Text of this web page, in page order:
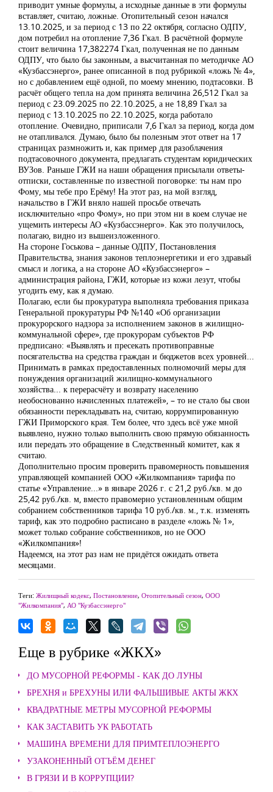
приводит умные формулы, а исходные данные в эти формулы
вставляет, считаю, ложные. Отопительный сезон начался
13.10.2025, и за период с 13 по 22 октября, согласно ОДПУ,
дом потребил на отопление 7,36 Гкал. В расчётной формуле
стоит величина 17,382274 Гкал, полученная не по данным
ОДПУ, что было бы законным, а высчитанная по методичке АО
«Кузбассэнерго», ранее описанной в под рубрикой «ложь № 4»,
но с добавлением ещё одной, по моему мнению, подтасовки. В
расчёт общего тепла на дом принята величина 26,512 Гкал за
период с 23.09.2025 по 22.10.2025, а не 18,89 Гкал за
период с 13.10.2025 по 22.10.2025, когда работало
отопление. Очевидно, приписали 7,6 Гкал за период, когда дом
не отапливался. Думаю, было бы полезным этот ответ на 17
страницах размножить и, как пример для разоблачения
подтасовочного документа, предлагать студентам юридических
ВУЗов. Раньше ГЖИ на наши обращения присылали ответы-
отписки, составленные по известной поговорке: ты нам про
Фому, мы тебе про Ерёму! На этот раз, на мой взгляд,
начальство в ГЖИ вняло нашей просьбе отвечать
исключительно «про Фому», но при этом ни в коем случае не
ущемить интересы АО «Кузбассэнерго». Как это получилось,
полагаю, видно из вышеизложенного.
На стороне Госькова – данные ОДПУ, Постановления
Правительства, знания законов теплоэнергетики и его здравый
смысл и логика, а на стороне АО «Кузбассэнерго» –
администрация района, ГЖИ, которые из кожи лезут, чтобы
угодить ему, как я думаю.
Полагаю, если бы прокуратура выполняла требования приказа
Генеральной прокуратуры РФ №140 «Об организации
прокурорского надзора за исполнением законов в жилищно-
коммунальной сфере», где прокурорам субъектов РФ
предписано: «Выявлять и пресекать противоправные
посягательства на средства граждан и бюджетов всех уровней...
Принимать в рамках предоставленных полномочий меры для
понуждения организаций жилищно-коммунального
хозяйства... к перерасчёту и возврату населению
необоснованно начисленных платежей», – то не стало бы свои
обязанности перекладывать на, считаю, коррумпированную
ГЖИ Приморского края. Тем более, что здесь всё уже мной
выявлено, нужно только выполнить свою прямую обязанность
или передать это обращение в Следственный комитет, как я
считаю.
Дополнительно просим проверить правомерность повышения
управляющей компанией ООО «Жилкомпания» тарифа по
статье «Управление...» в январе 2026 г. с 21,2 руб./кв. м до
25,42 руб./кв. м, вместо правомерно установленным общим
собранием собственников тарифа 10 руб./кв. м., т.к. изменять
тариф, как это подробно расписано в разделе «ложь № 1»,
может только собрание собственников, но не ООО
«Жилкомпания»!
Надеемся, на этот раз нам не придётся ожидать ответа
месяцами.
Теги: Жилищный кодекс, Постановление, Отопительный сезон, ООО
"Жилкомпания", АО "Кузбассэнерго"
Еще в рубрике «ЖКХ»
ДО МУСОРНОЙ РЕФОРМЫ - КАК ДО ЛУНЫ
БРЕХНЯ и БРЕХУНЫ ИЛИ ФАЛЬШИВЫЕ АКТЫ ЖКХ
КВАДРАТНЫЕ МЕТРЫ МУСОРНОЙ РЕФОРМЫ
КАК ЗАСТАВИТЬ УК РАБОТАТЬ
МАШИНА ВРЕМЕНИ ДЛЯ ПРИМТЕПЛОЭНЕРГО
УЗАКОНЕННЫЙ ОТЪЁМ ДЕНЕГ
В ГРЯЗИ И В КОРРУПЦИИ?